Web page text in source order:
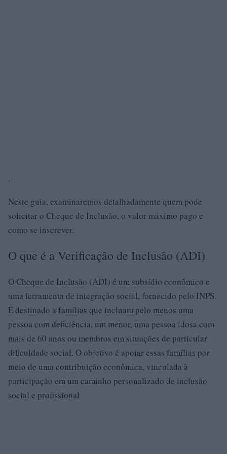
.
Neste guia, examinaremos detalhadamente quem pode
solicitar o Cheque de Inclusão, o valor máximo pago e
como se inscrever.
O que é a Verificação de Inclusão (ADI)
O Cheque de Inclusão (ADI) é um subsídio econômico e
uma ferramenta de integração social, fornecido pelo INPS.
É destinado a famílias que incluam pelo menos uma
pessoa com deficiência, um menor, uma pessoa idosa com
mais de 60 anos ou membros em situações de particular
dificuldade social. O objetivo é apoiar essas famílias por
meio de uma contribuição econômica, vinculada à
participação em um caminho personalizado de inclusão
social e profissional